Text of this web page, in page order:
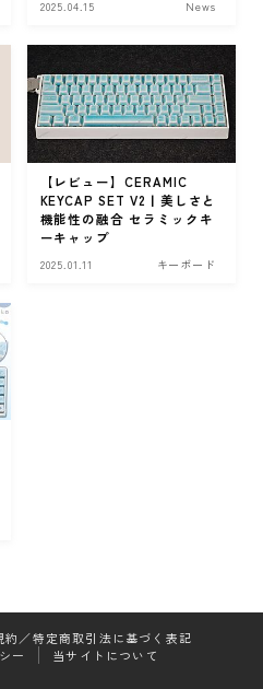
2025.04.15 News
【レビュー】CERAMIC
KEYCAP SET V2丨美しさと
機能性の融合 セラミックキ
ーキャップ
2025.01.11 キーボード
約／特定商取引法に基づく表記
ー
当サイトについて